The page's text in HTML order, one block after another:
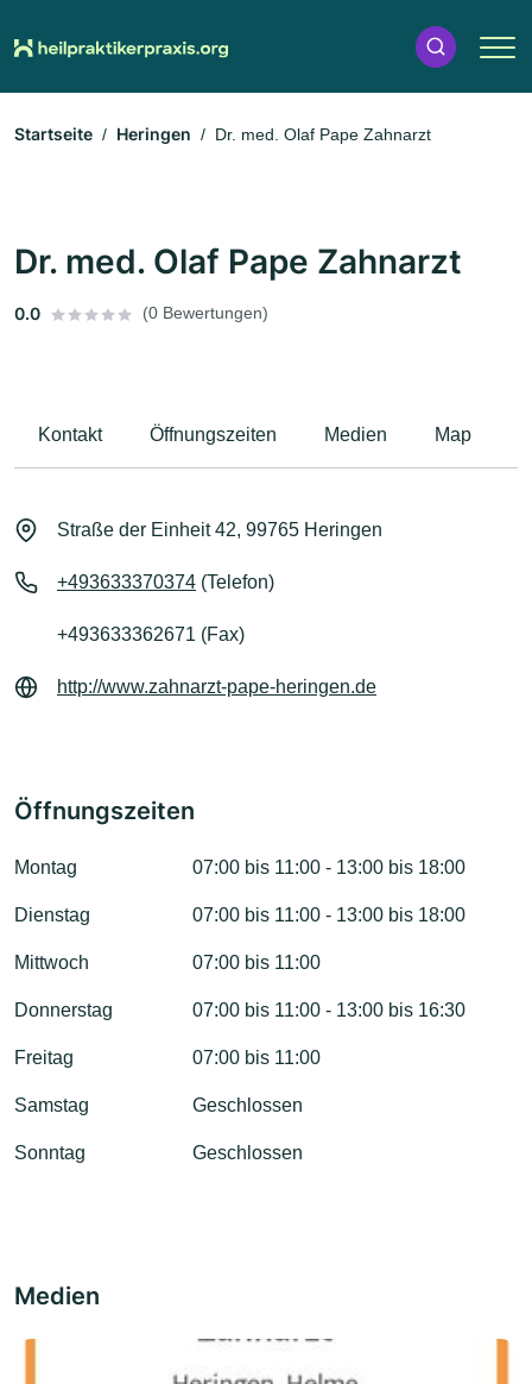
Startseite Heringen Dr. med. Olaf Pape Zahnarzt
Dr. med. Olaf Pape Zahnarzt
0.0 (0 Bewertungen)
Kontakt Öffnungszeiten Medien Map
Straße der Einheit 42, 99765 Heringen
+493633370374 (Telefon)
+493633362671 (Fax)
http://www.zahnarzt-pape-heringen.de
Öffnungszeiten
Montag 07:00 bis 11:00 - 13:00 bis 18:00
Dienstag 07:00 bis 11:00 - 13:00 bis 18:00
Mittwoch 07:00 bis 11:00
Donnerstag 07:00 bis 11:00 - 13:00 bis 16:30
Freitag 07:00 bis 11:00
Samstag Geschlossen
Sonntag Geschlossen
Medien